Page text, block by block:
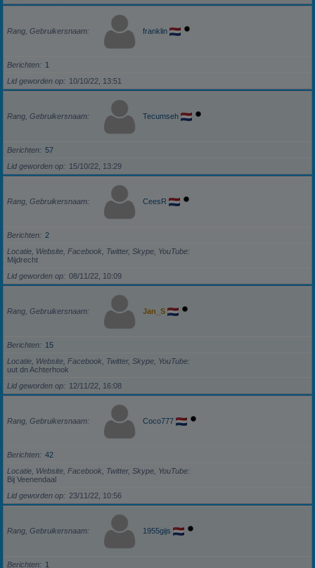
Rang, Gebruikersnaam franklin
Berichten
1
Lid geworden op
10/10/22, 13:51
Rang, Gebruikersnaam Tecumseh
Berichten
57
Lid geworden op
15/10/22, 13:29
Rang, Gebruikersnaam CeesR
Berichten
2
Locatie, Website, Facebook, Twitter, Skype, YouTube
Mijdrecht
Lid geworden op
08/11/22, 10:09
Rang, Gebruikersnaam Jan_S
Berichten
15
Locatie, Website, Facebook, Twitter, Skype, YouTube
uut dn Achterhook
Lid geworden op
12/11/22, 16:08
Rang, Gebruikersnaam Coco777
Berichten
42
Locatie, Website, Facebook, Twitter, Skype, YouTube
Bij Veenendaal
Lid geworden op
23/11/22, 10:56
Rang, Gebruikersnaam 1955gijs
Berichten 1